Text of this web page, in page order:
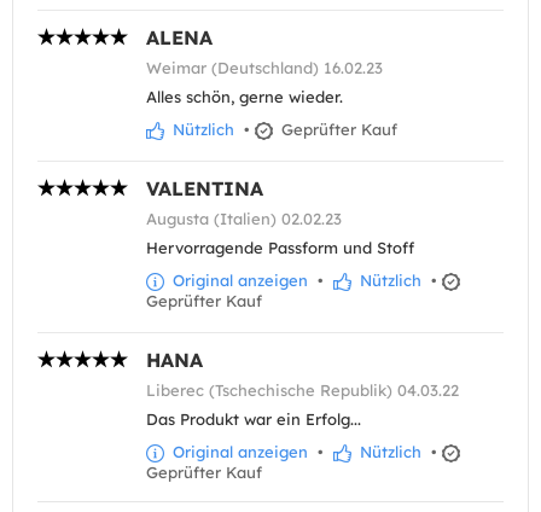
ALENA
Weimar (Deutschland) 16.02.23
Alles schön, gerne wieder.
Nützlich • Geprüfter Kauf
VALENTINA
Augusta (Italien) 02.02.23
Hervorragende Passform und Stoff
Original anzeigen • Nützlich •
Geprüfter Kauf
HANA
Liberec (Tschechische Republik) 04.03.22
Das Produkt war ein Erfolg...
Original anzeigen • Nützlich •
Geprüfter Kauf